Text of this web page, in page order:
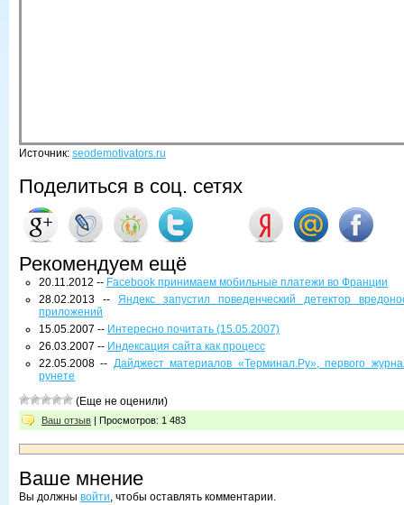
Источник: seodemotivators.ru
Поделиться в соц. сетях
Рекомендуем ещё
20.11.2012 -- Facebook принимаем мобильные платежи во Франции
28.02.2013 -- Яндекс запустил поведенческий детектор
приложений
15.05.2007 -- Интересно почитать (15.05.2007)
26.03.2007 -- Индексация сайта как процесс
22.05.2008 -- Дайджест материалов «Терминал.Ру», первого
рунете
(Еще не оценили)
Ваш отзыв | Просмотров: 1 483
Ваше мнение
Вы должны войти, чтобы оставлять комментарии.